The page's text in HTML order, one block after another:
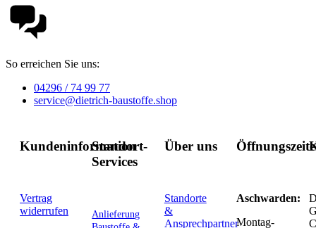
So erreichen Sie uns:
04296 / 74 99 77
service@dietrich-baustoffe.shop
Kundeninformation
Vertrag
widerrufen
Standort-
Services
Anlieferung
Über uns
Standorte
&
Ansprechpartner
Aschwarden:
Montag-